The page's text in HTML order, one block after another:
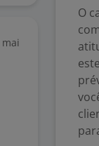
mai
O